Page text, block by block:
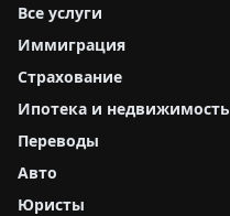
Все услуги
Иммиграция
Страхование
Ипотека и недвижимость
Переводы
Авто
Юристы